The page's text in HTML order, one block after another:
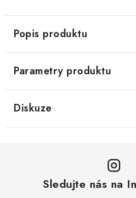
Popis produktu
Parametry produktu
Diskuze
Sledujte nás na